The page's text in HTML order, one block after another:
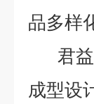
品多样
君益
成型设